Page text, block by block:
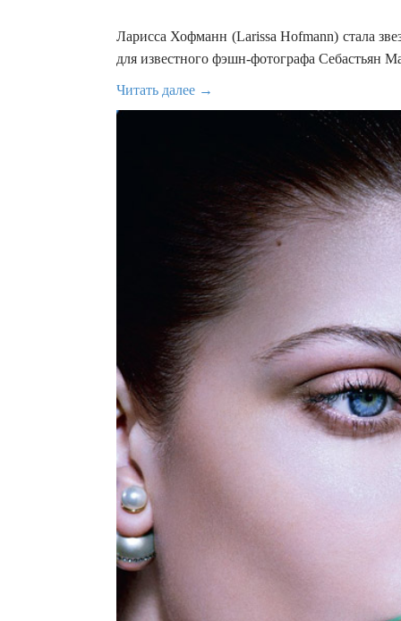
Ларисса Хофманн (Larissa Hofmann) стала
для известного фэшн-фотографа Себастьян
Читать далее →